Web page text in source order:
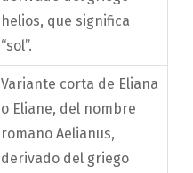
helios, que significa
“sol”.
Variante corta de Eliana
o Eliane, del nombre
romano Aelianus,
derivado del griego